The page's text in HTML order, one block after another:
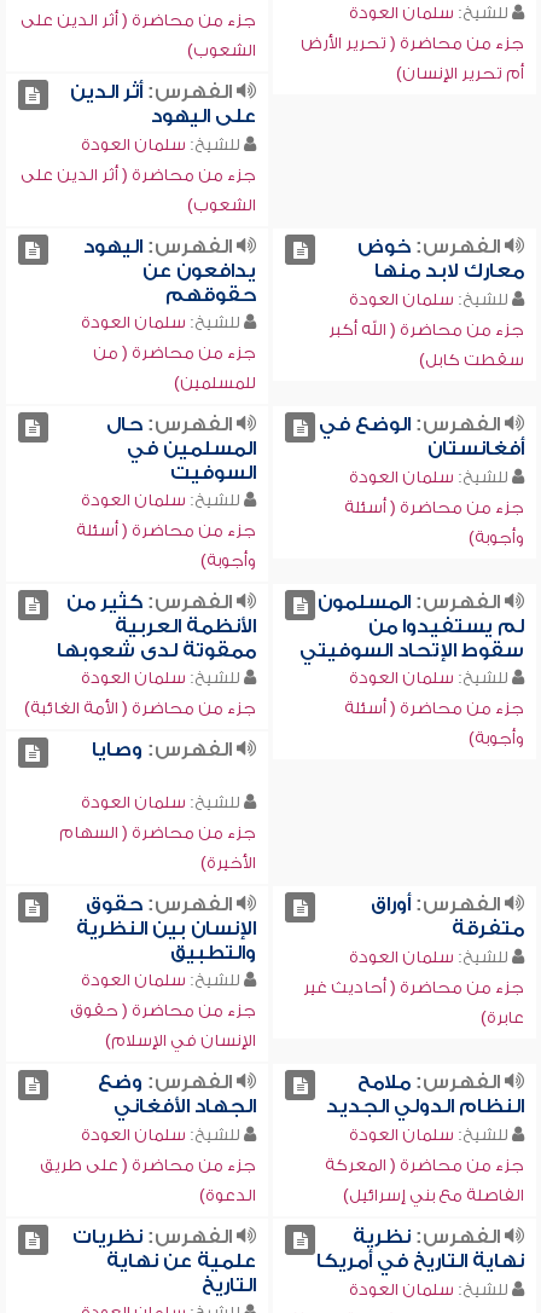
للشيخ: سلمان العودة
جزء من محاضرة ( تحرير الأرض
أم تحرير الإنسان)
جزء من محاضرة ( أثر الدين على
الشعوب)
الفهرس:أثر الدين
على اليهود
للشيخ: سلمان العودة
جزء من محاضرة ( أثر الدين على
الشعوب)
الفهرس:خوض
معارك لابد منها
للشيخ: سلمان العودة
جزء من محاضرة ( الله أكبر
سقطت كابل)
الفهرس:اليهود
يدافعون عن
حقوقهم
للشيخ: سلمان العودة
جزء من محاضرة ( من
للمسلمين)
الفهرس:الوضع في
أفغانستان
للشيخ: سلمان العودة
جزء من محاضرة ( أسئلة
وأجوبة)
الفهرس:حال
المسلمين في
السوفيت
للشيخ: سلمان العودة
جزء من محاضرة ( أسئلة
وأجوبة)
الفهرس:المسلمون
لم يستفيدوا من
سقوط الإتحاد السوفيتي
للشيخ: سلمان العودة
جزء من محاضرة ( أسئلة
وأجوبة)
الفهرس:كثير من
الأنظمة العربية
ممقوتة لدى شعوبها
للشيخ: سلمان العودة
جزء من محاضرة ( الأمة الغائبة)
الفهرس: وصايا
للشيخ: سلمان العودة
جزء من محاضرة ( السهام
الأخيرة)
الفهرس:أوراق
متفرقة
للشيخ: سلمان العودة
جزء من محاضرة ( أحاديث غير
عابرة)
الفهرس:حقوق
الإنسان بين النظرية
والتطبيق
للشيخ: سلمان العودة
جزء من محاضرة ( حقوق
الإنسان في الإسلام)
الفهرس:ملامح
النظام الدولي الجديد
للشيخ: سلمان العودة
جزء من محاضرة ( المعركة
الفاصلة مع بني إسرائيل)
الفهرس: وضع
الجهاد الأفغاني
للشيخ: سلمان العودة
جزء من محاضرة ( على طريق
الدعوة)
الفهرس:نظرية
نهاية التاريخ في أمريكا
للشيخ: سلمان العودة
الفهرس:نظريات
علمية عن نهاية
التاريخ